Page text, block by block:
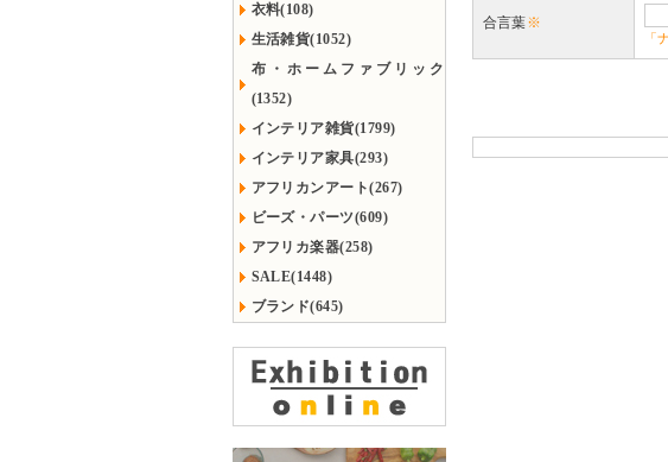
衣料(108)
生活雑貨(1052)
布・ホームファブリック
(1352)
インテリア雑貨(1799)
インテリア家具(293)
アフリカンアート(267)
ビーズ・パーツ(609)
アフリカ楽器(258)
SALE(1448)
ブランド(645)
合言葉※
「